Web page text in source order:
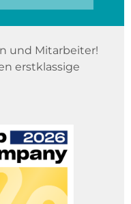
und Mitarbeiter!
erstklassige